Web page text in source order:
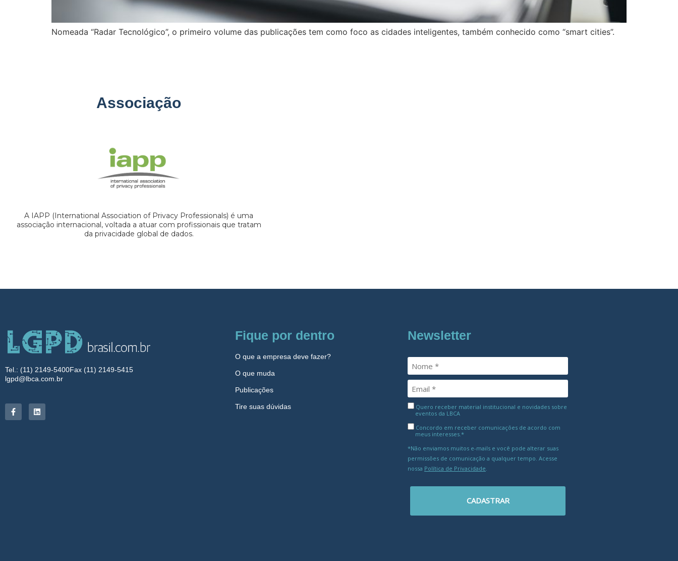
Nomeada “Radar Tecnológico”, o primeiro volume das publicações tem como foco as cidades inteligentes, também conhecido como “smart cities”.
Associação
A IAPP (International Association of Privacy Professionals) é uma
associação internacional, voltada a atuar com profissionais que tratam
da privacidade global de dados.
Tel.: (11) 2149-5400Fax (11) 2149-5415
lgpd@lbca.com.br
Fique por dentro
O que a empresa deve fazer?
O que muda
Publicações
Tire suas dúvidas
Newsletter
Quero receber material institucional e novidades sobre
eventos da LBCA
Concordo em receber comunicações de acordo com
meus interesses.*
*Não enviamos muitos e-mails e você pode alterar suas
permissões de comunicação a qualquer tempo. Acesse
nossa Política de Privacidade
CADASTRAR